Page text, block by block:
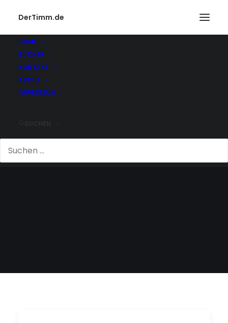
DerTimm.de
HOME
BÜCHER
KONTAKT
ABOUT
IMPRESSUM